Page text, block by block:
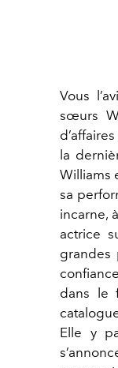
Vous
sœurs
la
Williams
sa
incarne,
actrice
grandes
dans le
Elle y